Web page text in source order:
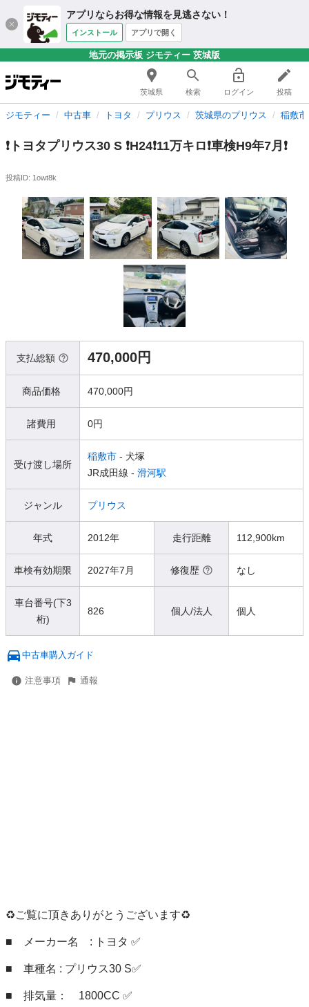
アプリならお得な情報を見逃さない！
インストール アプリで開く
地元の掲示板 ジモティー 茨城版
茨城県 検索 ログイン 投稿
ジモティー 中古車 トヨタ プリウス 茨城県のプリウス 稲敷
❗️トヨタプリウス30 S ❗️H24❗️11万キロ❗️車検H9年7月❗️
投稿ID: 1owt8k
支払総額 470,000円
商品価格 470,000円
諸費用 0円
受け渡し場所
稲敷市 - 犬塚
JR成田線 - 滑河駅
ジャンル プリウス
年式 2012年 走行距離 112,900km
車検有効期限 2027年7月 修復歴 なし
車台番号(下3
桁)
826 個人/法人 個人
中古車購入ガイド
注意事項 通報
♻️ご覧に頂きありがとうございます♻️
■　メーカー名　: トヨタ ✅
■　車種名 : プリウス30 S✅
■　排気量：　1800CC ✅